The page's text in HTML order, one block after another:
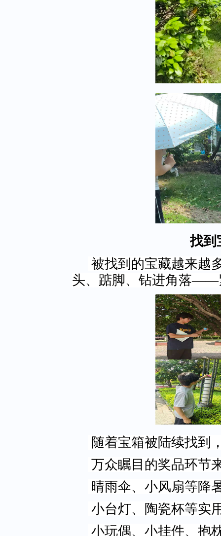
找到
被找到的宝藏越来越
头、踮脚、钻进角落——
随着宝箱被陆续找到
万众瞩目的奖品环节
晴雨伞、小风扇等降
小台灯、陶瓷杯等实
小玩偶、小挂件、抱